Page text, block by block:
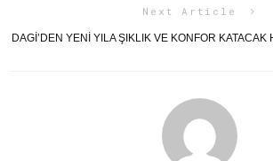
Next Article
DAGI’DEN YENI YILA ŞIKLIK VE KONFOR